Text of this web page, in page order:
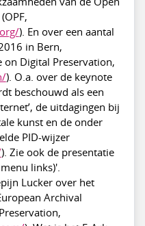
). En over een aantal
in Bern,
on Digital Preservation,
). O.a. over de keynote
beschouwd als een
de uitdagingen bij
kunst en de onder
PID-wijzer
). Zie ook de presentatie
links)'.
Lucker over het
Archival